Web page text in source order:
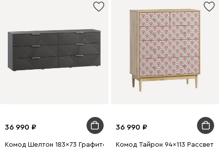
36 990
Комод Шелтон 183x73 Графитовый
36 990
Комод Тайрон 94x113 Рассвет ​